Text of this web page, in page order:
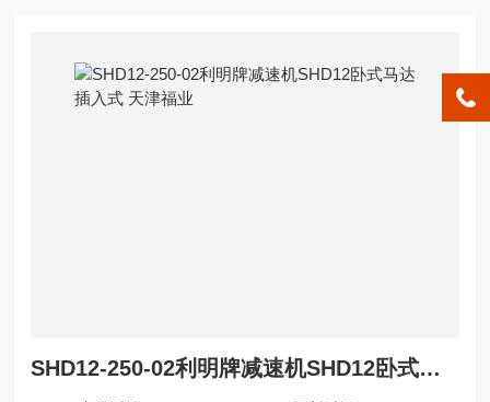
SHD12-250-02利明牌减速机SHD12卧式马达插入式 天津福业